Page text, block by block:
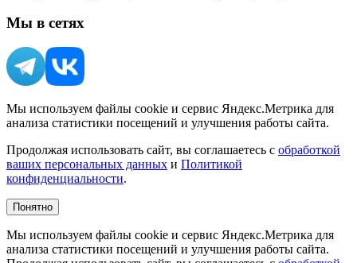
Мы в сетях
Мы используем файлы cookie и сервис Яндекс.Метрика для
анализа статистики посещений и улучшения работы сайта.
Продолжая использовать сайт, вы соглашаетесь с обработкой
ваших персональных данных и Политикой
конфиденциальности.
Понятно
Мы используем файлы cookie и сервис Яндекс.Метрика для
анализа статистики посещений и улучшения работы сайта.